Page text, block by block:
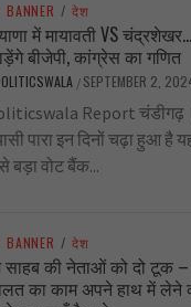
BANNER / देश
में मायावती VS
बीजेपी, कांग्रेस का गणित
/ SEPTEMBER 2,
Report चंडीगढ़।
पारा इन दिनों चढ़ा हुआ है
बड़ा वोट बैंक...
BANNER / देश
की नेताओं को दो टूक –
का काम अपने हाथ में लेने